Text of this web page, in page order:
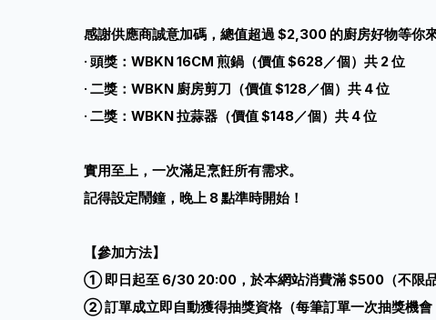
感謝供應商誠意加碼，總值超過 $2,300 的廚房好物等你
· 頭獎：WBKN 16CM 煎鍋（價值 $628／個）共 2 位
· 二獎：WBKN 廚房剪刀（價值 $128／個）共 4 位
· 二獎：WBKN 拉蒜器（價值 $148／個）共 4 位
實用至上，一次滿足烹飪所有需求。
記得設定鬧鐘，晚上 8 點準時開始！
【參加方法】
① 即日起至 6/30 20:00，於本網站消費滿 $500（不限品
② 訂單成立即自動獲得抽獎資格（每筆訂單一次抽獎機會